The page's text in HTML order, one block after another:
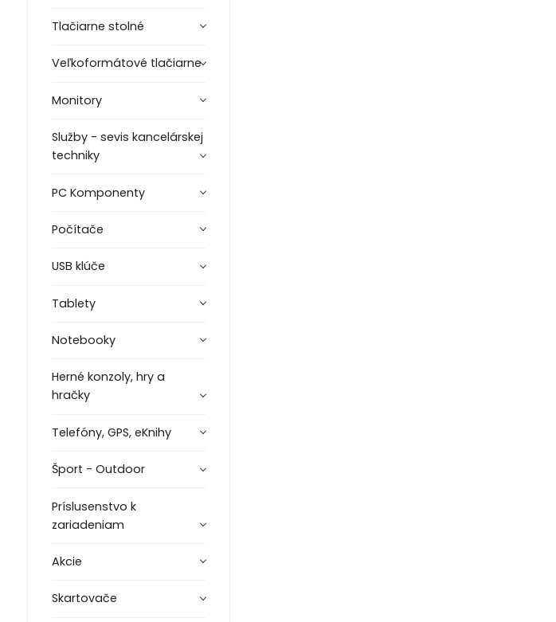
Tlačiarne stolné
Veľkoformátové tlačiarne
Monitory
Služby - sevis kancelárskej
techniky
PC Komponenty
Počítače
USB klúče
Tablety
Notebooky
Herné konzoly, hry a
hračky
Telefóny, GPS, eKnihy
Šport - Outdoor
Príslusenstvo k
zariadeniam
Akcie
Skartovače